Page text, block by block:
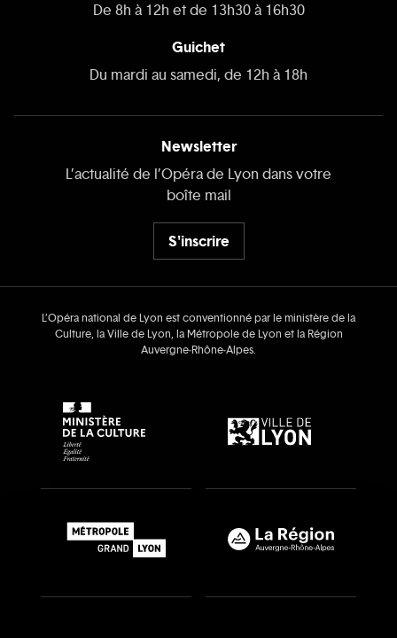
De 8h à 12h et de 13h30 à 16h30
Guichet
Du mardi au samedi, de 12h à 18h
Newsletter
L’actualité de l’Opéra de Lyon dans votre
boîte mail
S'inscrire
L’Opéra national de Lyon est conventionné par le ministère de la
Culture, la Ville de Lyon, la Métropole de Lyon et la Région
Auvergne‑Rhône‑Alpes.